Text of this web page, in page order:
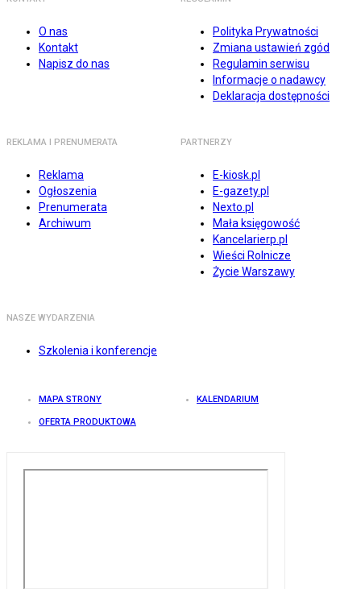
O nas
Kontakt
Napisz do nas
Polityka Prywatności
Zmiana ustawień zgód
Regulamin serwisu
Informacje o nadawcy
Deklaracja dostępności
REKLAMA I PRENUMERATA
Reklama
Ogłoszenia
Prenumerata
Archiwum
PARTNERZY
E-kiosk.pl
E-gazety.pl
Nexto.pl
Mała księgowość
Kancelarierp.pl
Wieści Rolnicze
Życie Warszawy
NASZE WYDARZENIA
Szkolenia i konferencje
MAPA STRONY KALENDARIUM
OFERTA PRODUKTOWA